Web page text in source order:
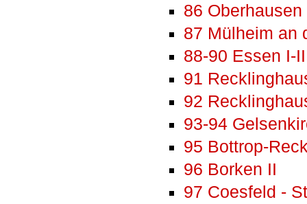
86 Oberhausen
87 Mülheim an
88-90 Essen I-
91
92
93-94
95 Bottrop-
96 Borken II
97 Coesfeld -